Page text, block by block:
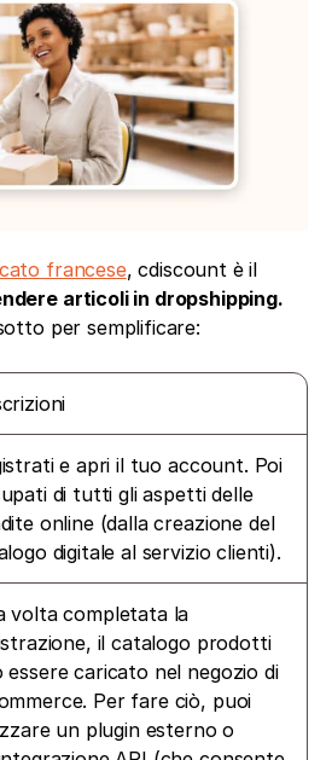
francese
articoli in dropshipping.
per semplificare:
e apri il tuo account. Poi
di tutti gli aspetti delle
online (dalla creazione del
digitale al servizio clienti).
volta completata la
il catalogo prodotti
essere caricato nel negozio di
Per fare ciò, puoi
un plugin esterno o